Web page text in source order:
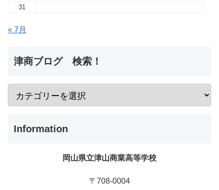
31
« 7月
津商ブログ 検索！
Information
岡山県立津山商業高等学校
〒708-0004